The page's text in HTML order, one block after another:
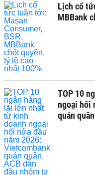
Lịch cổ
MBBank
TOP 10
ngoại hối
quán